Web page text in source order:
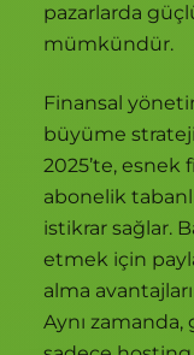
pazarlarda
mümkündür.
Finansal
büyüme
2025’te, esnek
abonelik
istikrar sağlar.
etmek için
alma
Aynı zamanda,